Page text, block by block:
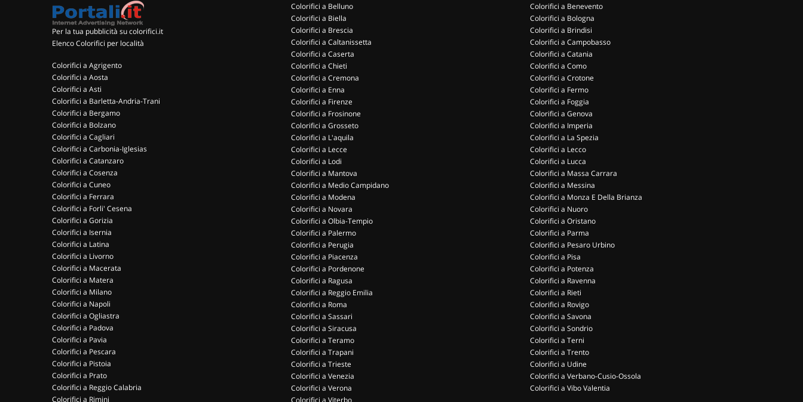
Per la tua pubblicità su colorifici.it
Elenco Colorifici per località
Colorifici a Agrigento
Colorifici a Aosta
Colorifici a Asti
Colorifici a Barletta-Andria-Trani
Colorifici a Bergamo
Colorifici a Bolzano
Colorifici a Cagliari
Colorifici a Carbonia-Iglesias
Colorifici a Catanzaro
Colorifici a Cosenza
Colorifici a Cuneo
Colorifici a Ferrara
Colorifici a Forli' Cesena
Colorifici a Gorizia
Colorifici a Isernia
Colorifici a Latina
Colorifici a Livorno
Colorifici a Macerata
Colorifici a Matera
Colorifici a Milano
Colorifici a Napoli
Colorifici a Ogliastra
Colorifici a Padova
Colorifici a Pavia
Colorifici a Pescara
Colorifici a Pistoia
Colorifici a Prato
Colorifici a Reggio Calabria
Colorifici a Rimini
Colorifici a Belluno
Colorifici a Biella
Colorifici a Brescia
Colorifici a Caltanissetta
Colorifici a Caserta
Colorifici a Chieti
Colorifici a Cremona
Colorifici a Enna
Colorifici a Firenze
Colorifici a Frosinone
Colorifici a Grosseto
Colorifici a L'aquila
Colorifici a Lecce
Colorifici a Lodi
Colorifici a Mantova
Colorifici a Medio Campidano
Colorifici a Modena
Colorifici a Novara
Colorifici a Olbia-Tempio
Colorifici a Palermo
Colorifici a Perugia
Colorifici a Piacenza
Colorifici a Pordenone
Colorifici a Ragusa
Colorifici a Reggio Emilia
Colorifici a Roma
Colorifici a Sassari
Colorifici a Siracusa
Colorifici a Teramo
Colorifici a Trapani
Colorifici a Trieste
Colorifici a Venezia
Colorifici a Verona
Colorifici a Viterbo
Colorifici a Benevento
Colorifici a Bologna
Colorifici a Brindisi
Colorifici a Campobasso
Colorifici a Catania
Colorifici a Como
Colorifici a Crotone
Colorifici a Fermo
Colorifici a Foggia
Colorifici a Genova
Colorifici a Imperia
Colorifici a La Spezia
Colorifici a Lecco
Colorifici a Lucca
Colorifici a Massa Carrara
Colorifici a Messina
Colorifici a Monza E Della Brianza
Colorifici a Nuoro
Colorifici a Oristano
Colorifici a Parma
Colorifici a Pesaro Urbino
Colorifici a Pisa
Colorifici a Potenza
Colorifici a Ravenna
Colorifici a Rieti
Colorifici a Rovigo
Colorifici a Savona
Colorifici a Sondrio
Colorifici a Terni
Colorifici a Trento
Colorifici a Udine
Colorifici a Verbano-Cusio-Ossola
Colorifici a Vibo Valentia